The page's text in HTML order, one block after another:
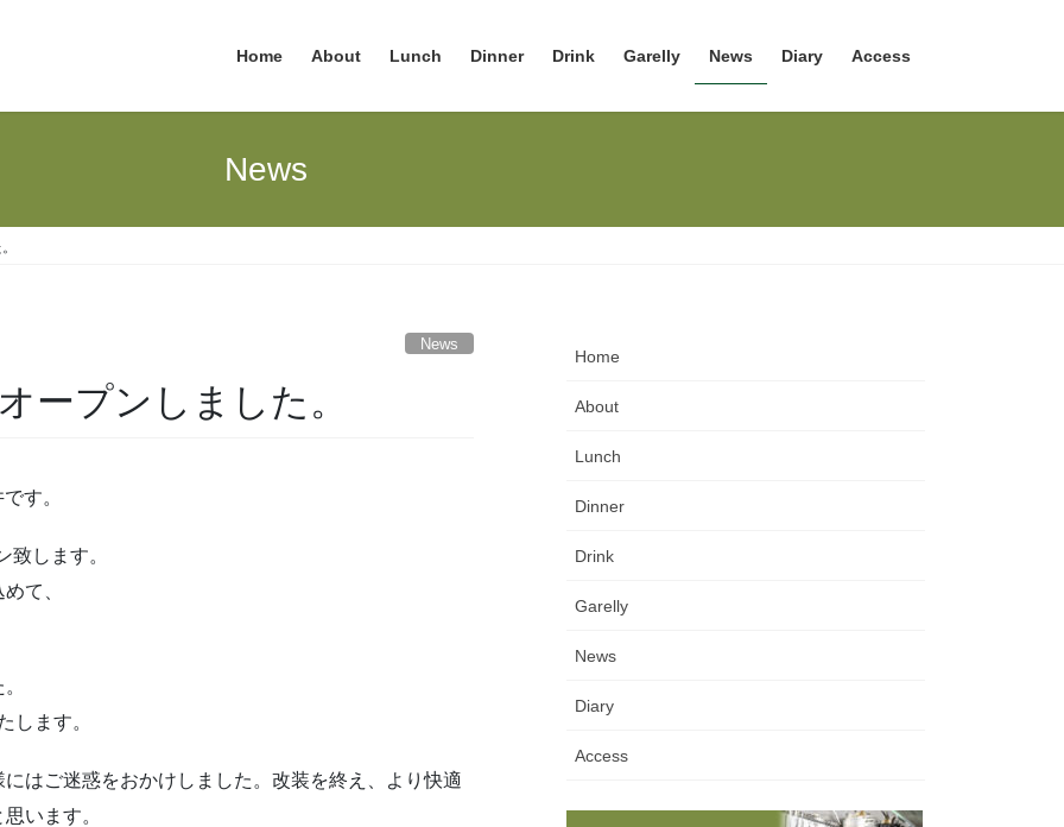
Home About Lunch Dinner Drink Garelly News Diary Access
News
News
ープンしました。
す。
します。
て、
します。
はご迷惑をおかけしました。改装を終え、より快適
います。
Home
About
Lunch
Dinner
Drink
Garelly
News
Diary
Access